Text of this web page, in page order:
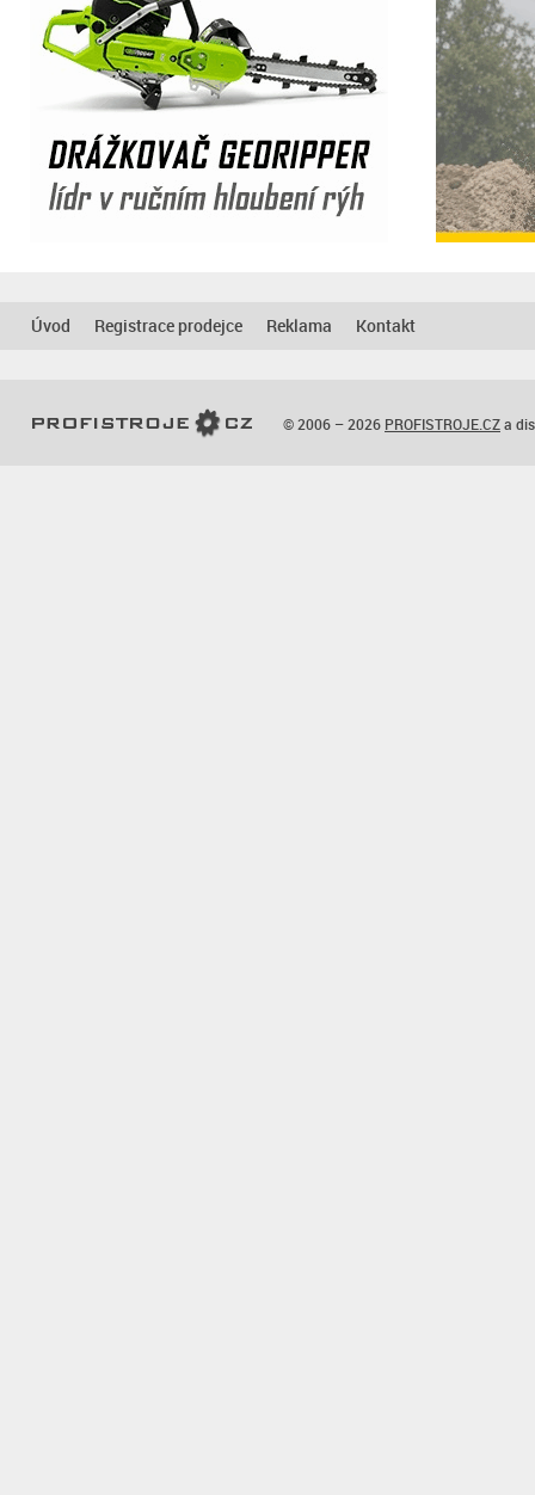
Úvod Registrace prodejce Reklama Kontakt
© 2006 – 2026 PROFISTROJE.CZa